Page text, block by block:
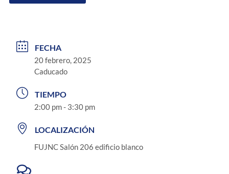
FECHA
20 febrero, 2025
Caducado
TIEMPO
2:00 pm - 3:30 pm
LOCALIZACIÓN
FUJNC Salón 206 edificio blanco